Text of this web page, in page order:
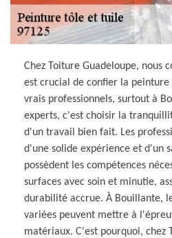
Chez Toiture Guadeloupe, nous
est crucial de confier la
vrais professionnels, surtout à
experts, c'est choisir la
d'un travail bien fait. Les
d'une solide expérience et d'un
possèdent les compétences
surfaces avec soin et minutie,
durabilité accrue. À Bouillante,
variées peuvent mettre à
matériaux. C'est pourquoi, chez